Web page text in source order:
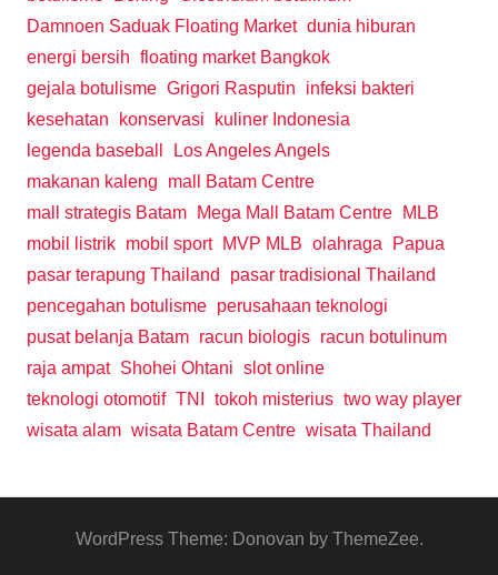
Damnoen Saduak Floating Market dunia hiburan
energi bersih floating market Bangkok
gejala botulisme Grigori Rasputin
infeksi bakteri
kesehatan
konservasi
kuliner Indonesia
legenda baseball
Los Angeles Angels
makanan kaleng
mall Batam Centre
mall strategis Batam
Mega Mall Batam Centre
MLB
mobil listrik mobil sport MVP MLB olahraga
Papua
pasar terapung Thailand
pasar tradisional Thailand
pencegahan botulisme perusahaan teknologi
pusat belanja Batam racun biologis racun botulinum
raja ampat Shohei Ohtani slot online
teknologi otomotif TNI tokoh misterius two way player
wisata alam wisata Batam Centre wisata Thailand
WordPress Theme: Donovan by ThemeZee.